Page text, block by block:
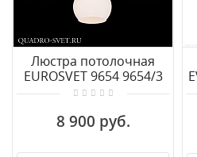
Люстра потолочная
EUROSVET 9654 9654/3
хром/венге
8 900 руб.